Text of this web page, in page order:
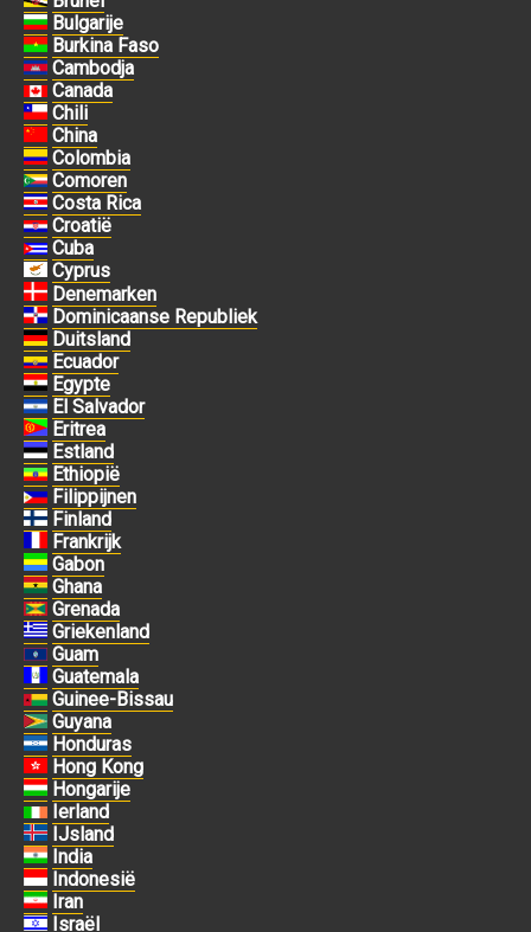
Bulgarije
Burkina Faso
Cambodja
Canada
Chili
China
Colombia
Comoren
Costa Rica
Croatië
Cuba
Cyprus
Denemarken
Dominicaanse Republiek
Duitsland
Ecuador
Egypte
El Salvador
Eritrea
Estland
Ethiopië
Filippijnen
Finland
Frankrijk
Gabon
Ghana
Grenada
Griekenland
Guam
Guatemala
Guinee-Bissau
Guyana
Honduras
Hong Kong
Hongarije
Ierland
IJsland
India
Indonesië
Iran
Israël